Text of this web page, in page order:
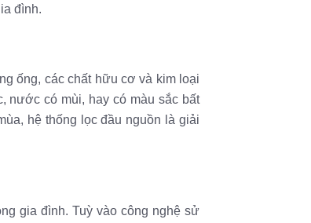
đình.
ống, các chất hữu cơ và kim loại
nước có mùi, hay có màu sắc bất
hệ thống lọc đầu nguồn là giải
gia đình. Tuỳ vào công nghệ sử